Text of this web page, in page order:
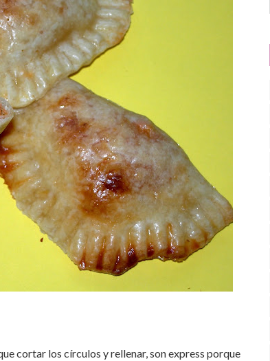
cortar los círculos y rellenar, son express porque